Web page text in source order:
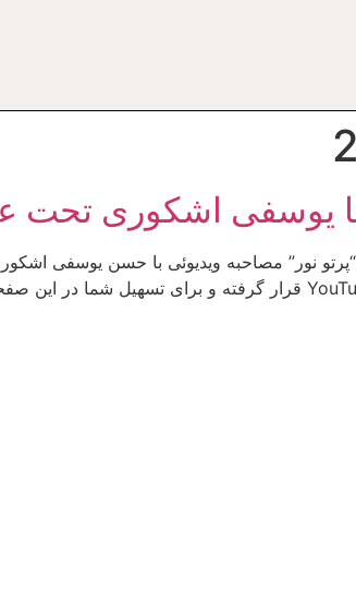
يوسفى اشكورى تحت
“پرتو نور” مصاحبه ويديوئى با حسن يوسفى